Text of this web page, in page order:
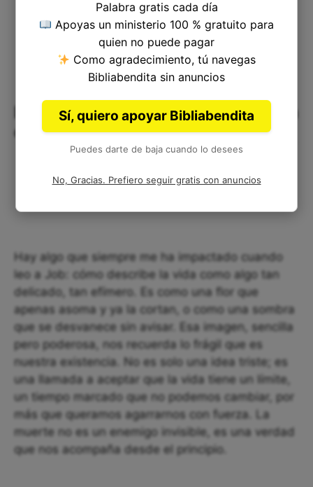
La fragilidad de la vida humana y la
certeza de la muerte
Hay algo que siempre me ha impactado cuando
leo a Job: cómo describe la vida como algo tan
delicado, tan efímero. Es como una flor que
apenas asoma y ya la cortan, o como una sombra
que se desvanece sin avisar. Esa imagen, sencilla
pero poderosa, nos recuerda lo frágil que es
nuestra existencia. No es solo una idea triste; es
una llamada a aceptar que la vida tiene un límite,
un tiempo marcado que no podemos cambiar, por
más que queramos agarrarnos con fuerza. La
muerte no es un enemigo invisible, es una verdad
que nos acompaña desde el principio.
Palabra gratis cada día
Apoyas un ministerio 100 % gratuito para
quien no puede pagar
Como agradecimiento, tú navegas
Bibliabendita sin anuncios
Sí, quiero apoyar Bibliabendita
Puedes darte de baja cuando lo desees
No, Gracias. Prefiero seguir gratis con anuncios